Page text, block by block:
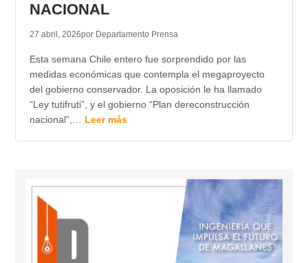
NACIONAL
27 abril, 2026por Departamento Prensa
Esta semana Chile entero fue sorprendido por las
medidas económicas que contempla el megaproyecto
del gobierno conservador. La oposición le ha llamado
“Ley tutifruti”, y el gobierno “Plan dereconstrucción
nacional”,… Leer más